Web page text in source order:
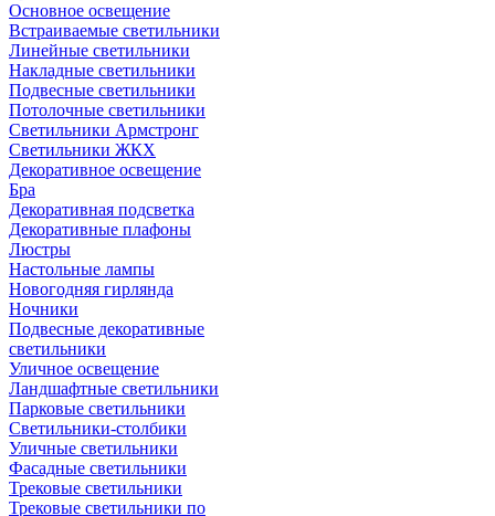
Основное освещение
Встраиваемые светильники
Линейные светильники
Накладные светильники
Подвесные светильники
Потолочные светильники
Светильники Армстронг
Светильники ЖКХ
Декоративное освещение
Бра
Декоративная подсветка
Декоративные плафоны
Люстры
Настольные лампы
Новогодняя гирлянда
Ночники
Подвесные декоративные
светильники
Уличное освещение
Ландшафтные светильники
Парковые светильники
Светильники-столбики
Уличные светильники
Фасадные светильники
Трековые светильники
Трековые светильники по